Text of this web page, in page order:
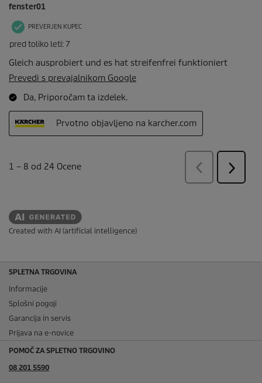
Created with AI (artificial intelligence)
SPLETNA TRGOVINA
Informacije
Splošni pogoji
Garancija in servis
Prijava na e-novice
POMOČ ZA SPLETNO TRGOVINO
08 201 5590